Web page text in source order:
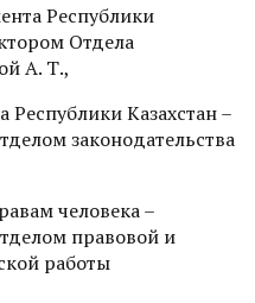
Республики
Отдела
А. Т.,
Республики Казахстан –
законодательства
человека –
правовой и
работы